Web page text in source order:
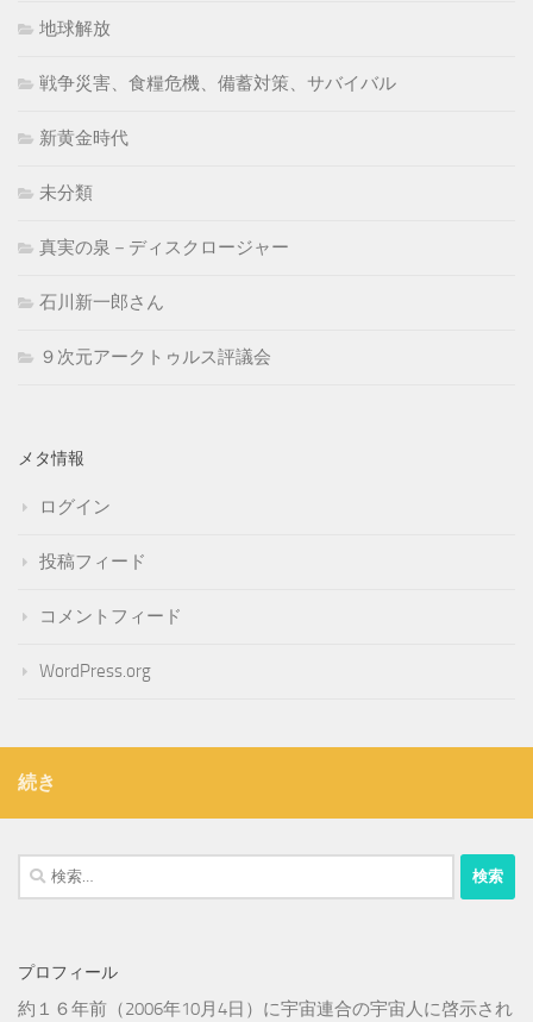
地球解放
戦争災害、食糧危機、備蓄対策、サバイバル
新黄金時代
未分類
真実の泉－ディスクロージャー
石川新一郎さん
９次元アークトゥルス評議会
メタ情報
ログイン
投稿フィード
コメントフィード
WordPress.org
続き
検
索:
プロフィール
約１６年前（2006年10月4日）に宇宙連合の宇宙人に啓示され